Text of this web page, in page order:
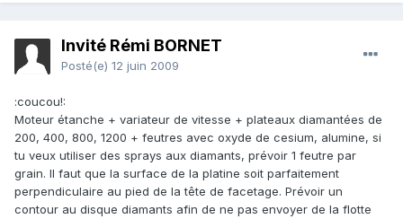
Invité Rémi BORNET
Posté(e) 12 juin 2009
:coucou!:
Moteur étanche + variateur de vitesse + plateaux diamantées de
200, 400, 800, 1200 + feutres avec oxyde de cesium, alumine, si
tu veux utiliser des sprays aux diamants, prévoir 1 feutre par
grain. Il faut que la surface de la platine soit parfaitement
perpendiculaire au pied de la tête de facetage. Prévoir un
contour au disque diamants afin de ne pas envoyer de la flotte